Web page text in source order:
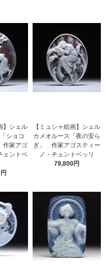
】シェル
ショコ
作家アゴ
ェントベ
【ミュシャ絵画】シェル
カメオルース「夜の安ら
ぎ」 作家アゴスティー
ノ・チェントベッリ
79,800円